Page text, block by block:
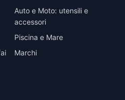
Auto e Moto: utensili e
accessori
Piscina e Mare
Marchi